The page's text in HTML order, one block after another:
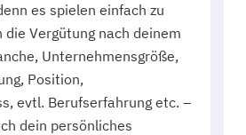
es spielen einfach zu
die Vergütung nach deinem
Unternehmensgröße,
Position,
evtl. Berufserfahrung etc. –
dein persönliches